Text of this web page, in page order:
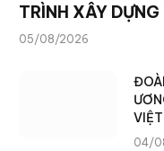
TRÌNH XÂY
05/08/2026
04/